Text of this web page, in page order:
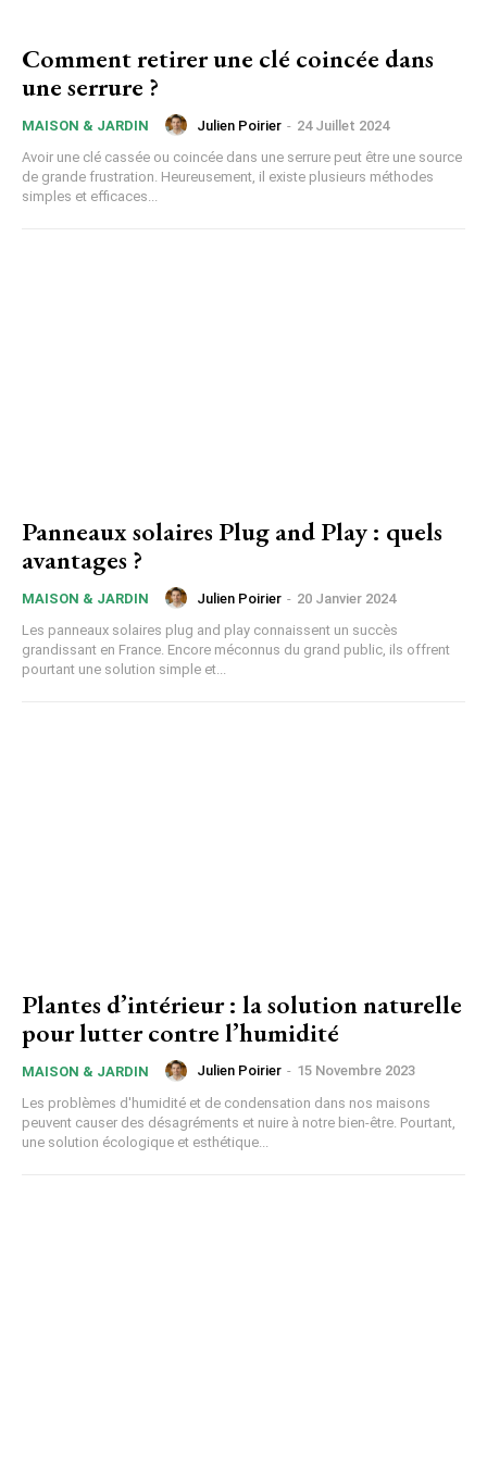
Comment retirer une clé coincée dans
une serrure ?
MAISON & JARDIN Julien Poirier - 24 Juillet 2024
Avoir une clé cassée ou coincée dans une serrure peut être une source
de grande frustration. Heureusement, il existe plusieurs méthodes
simples et efficaces...
Panneaux solaires Plug and Play : quels
avantages ?
MAISON & JARDIN Julien Poirier - 20 Janvier 2024
Les panneaux solaires plug and play connaissent un succès
grandissant en France. Encore méconnus du grand public, ils offrent
pourtant une solution simple et...
Plantes d’intérieur : la solution naturelle
pour lutter contre l’humidité
MAISON & JARDIN Julien Poirier - 15 Novembre 2023
Les problèmes d'humidité et de condensation dans nos maisons
peuvent causer des désagréments et nuire à notre bien-être. Pourtant,
une solution écologique et esthétique...